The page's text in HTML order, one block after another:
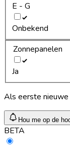
E - G
Onbekend
Zonnepanelen
Ja
Als eerste nieuwe
Hou me op de
BETA